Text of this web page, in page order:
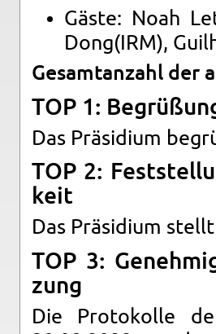
Gäste: Noah
Dong(IRM),
Ge­samt­an­zahl der
TOP 1:
Das Prä­si­di­um
TOP 2:
keit
Das Prä­si­di­um
TOP 3:
zung
Die Pro­to­kol­le